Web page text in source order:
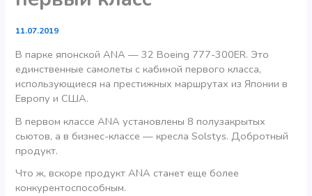
11.07.2019
В парке японской ANA — 32 Boeing 777-300ER. Это
единственные самолеты с кабиной первого класса,
использующиеся на престижных маршрутах из Японии в
Европу и США.
В первом классе ANA установлены 8 полузакрытых
сьютов, а в бизнес-классе — кресла Solstys. Добротный
продукт.
Что ж, вскоре продукт ANA станет еще более
конкурентоспособным.